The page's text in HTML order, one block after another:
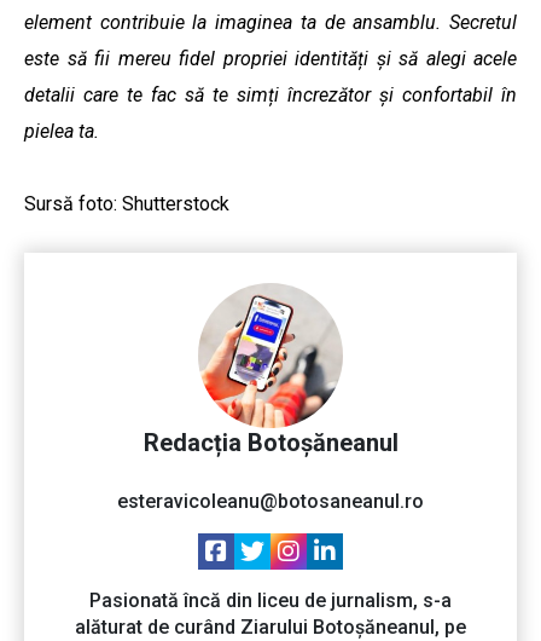
element contribuie la imaginea ta de ansamblu. Secretul
este să fii mereu fidel propriei identități și să alegi acele
detalii care te fac să te simți încrezător și confortabil în
pielea ta.
Sursă foto: Shutterstock
Redacția Botoșăneanul
esteravicoleanu@botosaneanul.ro
Pasionată încă din liceu de jurnalism, s-a
alăturat de curând Ziarului Botoșăneanul, pe